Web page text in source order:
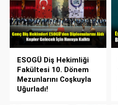
ESOGÜ Diş Hekimliği
Fakültesi 10. Dönem
Mezunlarını Coşkuyla
Uğurladı!